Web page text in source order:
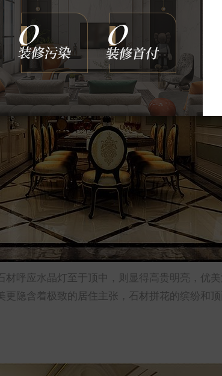
材呼应水晶灯至于顶中，则显得高贵明亮，优
更隐含着极致的居住主张，石材拼花的缤纷和